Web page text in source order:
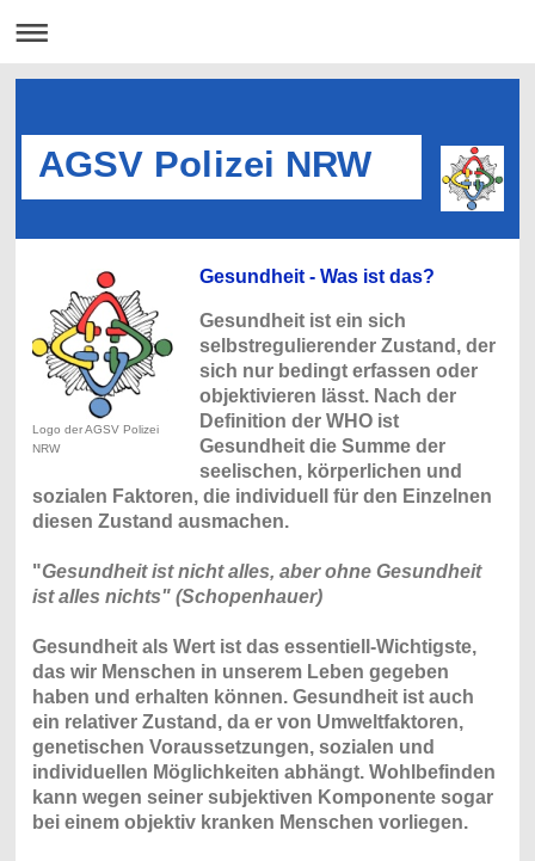
AGSV Polizei NRW
Logo der AGSV Polizei
NRW
Gesundheit - Was ist das?
Gesundheit ist ein sich
selbstregulierender Zustand, der
sich nur bedingt erfassen oder
objektivieren lässt. Nach der
Definition der WHO ist
Gesundheit die Summe der
seelischen, körperlichen und
sozialen Faktoren, die individuell für den Einzelnen
diesen Zustand ausmachen.
"Gesundheit ist nicht alles, aber ohne Gesundheit
ist alles nichts" (Schopenhauer)
Gesundheit als Wert ist das essentiell-Wichtigste,
das wir Menschen in unserem Leben gegeben
haben und erhalten können. Gesundheit ist auch
ein relativer Zustand, da er von Umweltfaktoren,
genetischen Voraussetzungen, sozialen und
individuellen Möglichkeiten abhängt. Wohlbefinden
kann wegen seiner subjektiven Komponente sogar
bei einem objektiv kranken Menschen vorliegen.